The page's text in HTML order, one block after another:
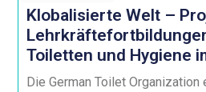
Klobalisierte Welt –
Toiletten und Hygiene
Die German Toilet Organization